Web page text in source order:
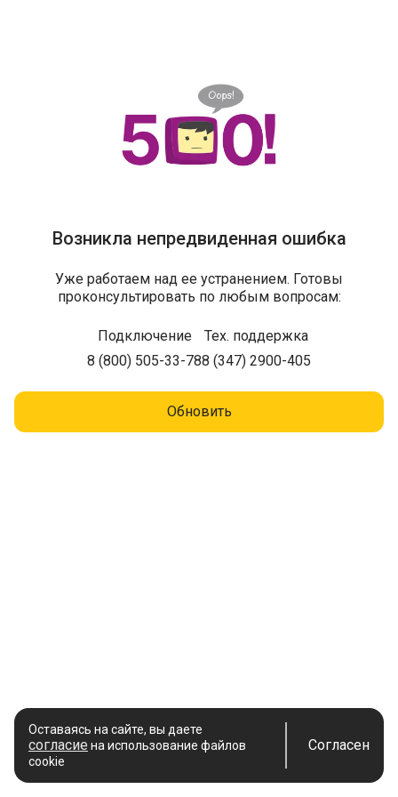
Возникла непредвиденная ошибка
Уже работаем над ее устранением. Готовы
проконсультировать по любым вопросам:
Подключение
8 (800) 505-33-78
Тех. поддержка
8 (347) 2900-405
Обновить
Оставаясь на сайте, вы даете
согласие на использование файлов
cookie
Согласен